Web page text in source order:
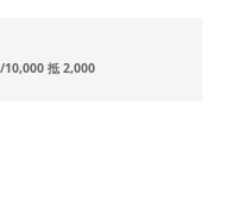
10,000 抵 2,000